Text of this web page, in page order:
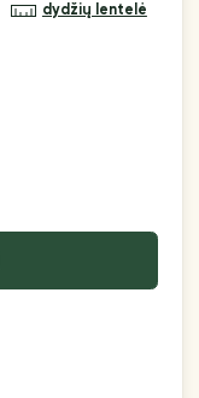
dydžių lentelė